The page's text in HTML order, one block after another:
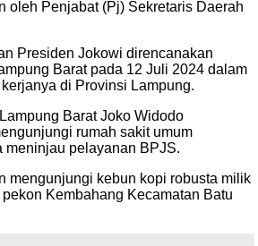
oleh Penjabat (Pj) Sekretaris Daerah
Presiden Jokowi direncanakan
Barat pada 12 Juli 2024 dalam
di Provinsi Lampung.
Barat Joko Widodo
rumah sakit umum
meninjau pelayanan BPJS.
mengunjungi kebun kopi robusta milik
Kembahang Kecamatan Batu